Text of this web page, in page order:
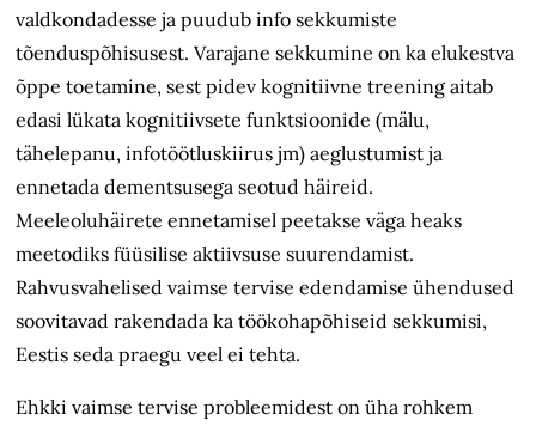
valdkondadesse ja puudub info sekkumiste
tõenduspõhisusest. Varajane sekkumine on ka elukestva
õppe toetamine, sest pidev kognitiivne treening aitab
edasi lükata kognitiivsete funktsioonide (mälu,
tähelepanu, infotöötluskiirus jm) aeglustumist ja
ennetada dementsusega seotud häireid.
Meeleoluhäirete ennetamisel peetakse väga heaks
meetodiks füüsilise aktiivsuse suurendamist.
Rahvusvahelised vaimse tervise edendamise ühendused
soovitavad rakendada ka töökohapõhiseid sekkumisi,
Eestis seda praegu veel ei tehta.
Ehkki vaimse tervise probleemidest on üha rohkem